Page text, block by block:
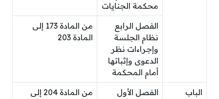
محكمة الجنايات
الفصل الرابع
نظام الجلسة
وإجراءات نظر
الدعوى وإثباتها
أمام المحكمة
من المادة 173 إلى
المادة 203
الباب
الفصل الأول
من المادة 204 إلى